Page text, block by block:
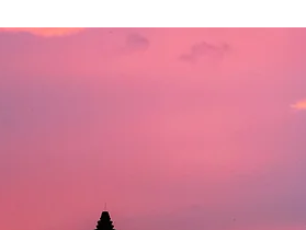
EIND